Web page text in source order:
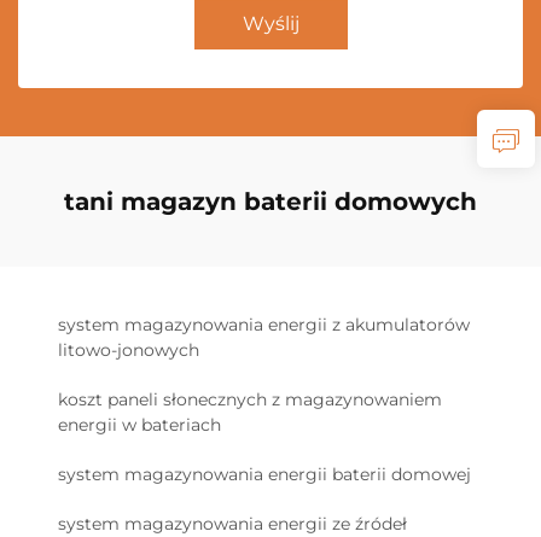
Wyślij
tani magazyn baterii domowych
system magazynowania energii z akumulatorów
litowo-jonowych
koszt paneli słonecznych z magazynowaniem
energii w bateriach
system magazynowania energii baterii domowej
system magazynowania energii ze źródeł